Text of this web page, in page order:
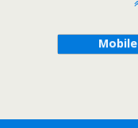
Mobile